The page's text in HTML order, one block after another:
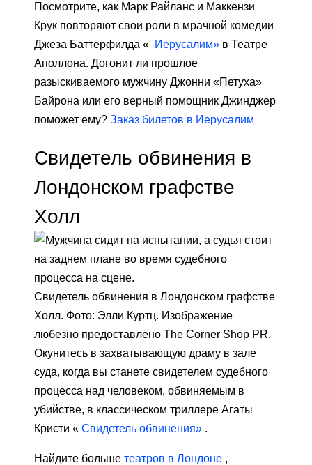
Посмотрите, как Марк Райланс и Маккензи
Крук повторяют свои роли в мрачной комедии
Джеза Баттерфилда « Иерусалим» в Театре
Аполлона. Догонит ли прошлое
разыскиваемого мужчину Джонни «Петуха»
Байрона или его верный помощник Джинджер
поможет ему? Заказ билетов в Иерусалим
Свидетель обвинения в
Лондонском графстве
Холл
Свидетель обвинения в Лондонском графстве
Холл. Фото: Элли Куртц. Изображение
любезно предоставлено The Corner Shop PR.
Окунитесь в захватывающую драму в зале
суда, когда вы станете свидетелем судебного
процесса над человеком, обвиняемым в
убийстве, в классическом триллере Агаты
Кристи « Свидетель обвинения» .
Найдите больше театров в Лондоне ,